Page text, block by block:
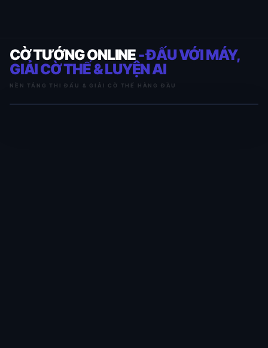
CỜ TƯỚNG ONLINE- ĐẤU VỚI MÁY,
GIẢI CỜ THẾ & LUYỆN AI
NỀN TẢNG THI ĐẤU & GIẢI CỜ THẾ HÀNG ĐẦU